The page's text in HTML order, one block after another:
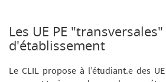
Les UE PE "transversales"
d'établissement
Le CLIL propose à l’étudiant.e des